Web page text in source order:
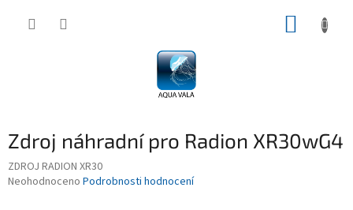
Zdroj náhradní pro Radion XR30wG4
ZDROJ RADION XR30
Průměrné
Neohodnoceno Podrobnosti hodnocení